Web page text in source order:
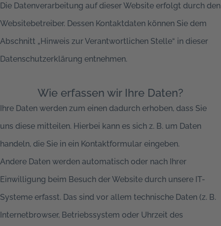
Die Datenverarbeitung auf dieser Website erfolgt durch den
Websitebetreiber. Dessen Kontaktdaten können Sie dem
Abschnitt „Hinweis zur Verantwortlichen Stelle“ in dieser
Datenschutzerklärung entnehmen.
Wie erfassen wir Ihre Daten?
Ihre Daten werden zum einen dadurch erhoben, dass Sie
uns diese mitteilen. Hierbei kann es sich z. B. um Daten
handeln, die Sie in ein Kontaktformular eingeben.
Andere Daten werden automatisch oder nach Ihrer
Einwilligung beim Besuch der Website durch unsere IT-
Systeme erfasst. Das sind vor allem technische Daten (z. B.
Internetbrowser, Betriebssystem oder Uhrzeit des